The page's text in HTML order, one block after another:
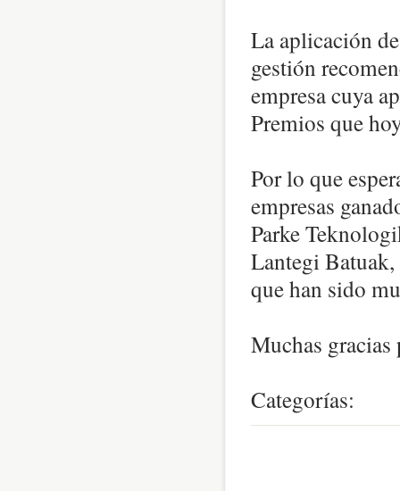
La aplicación
gestión
empresa cuya
Premios que
Por lo que
empresas
Parke
Lantegi
que han sido
Muchas
Categorías: